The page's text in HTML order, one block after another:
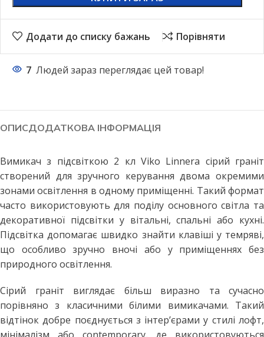
Додати до списку бажань Порівняти
7 Людей зараз переглядає цей товар!
ОПИСДОДАТКОВА ІНФОРМАЦІЯ
Вимикач з підсвіткою 2 кл Viko Linnera сірий граніт
створений для зручного керування двома окремими
зонами освітлення в одному приміщенні. Такий формат
часто використовують для поділу основного світла та
декоративної підсвітки у вітальні, спальні або кухні.
Підсвітка допомагає швидко знайти клавіші у темряві,
що особливо зручно вночі або у приміщеннях без
природного освітлення.
Сірий граніт виглядає більш виразно та сучасно
порівняно з класичними білими вимикачами. Такий
відтінок добре поєднується з інтер’єрами у стилі лофт,